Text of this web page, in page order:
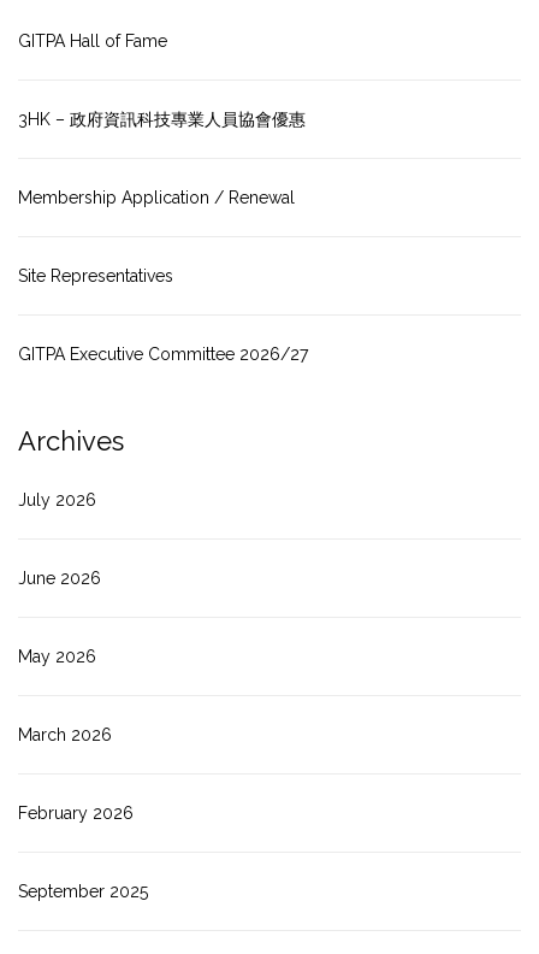
GITPA Hall of Fame
3HK – 政府資訊科技專業人員協會優惠
Membership Application / Renewal
Site Representatives
GITPA Executive Committee 2026/27
Archives
July 2026
June 2026
May 2026
March 2026
February 2026
September 2025